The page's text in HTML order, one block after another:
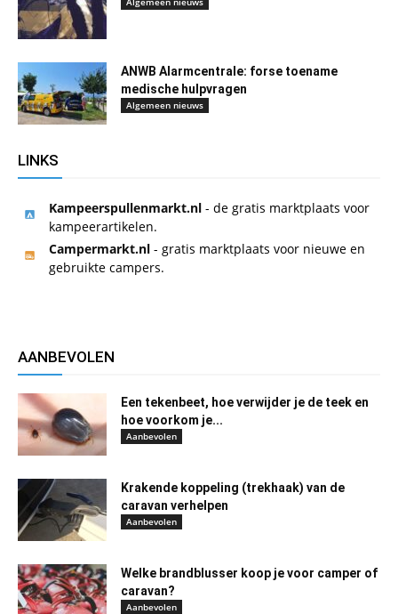
ANWB Alarmcentrale: forse toename
medische hulpvragen
Algemeen nieuws
LINKS
Kampeerspullenmarkt.nl - de gratis marktplaats voor
kampeerartikelen.
Campermarkt.nl - gratis marktplaats voor nieuwe en
gebruikte campers.
AANBEVOLEN
Een tekenbeet, hoe verwijder je de teek en
hoe voorkom je...
Aanbevolen
Krakende koppeling (trekhaak) van de
caravan verhelpen
Aanbevolen
Welke brandblusser koop je voor camper of
caravan?
Aanbevolen